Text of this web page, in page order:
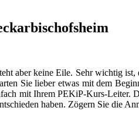
aber keine Eile. Sehr wichtig
Sie lieber etwas mit dem
mit Ihrem PEKiP-Kurs-
haben. Zögern Sie die